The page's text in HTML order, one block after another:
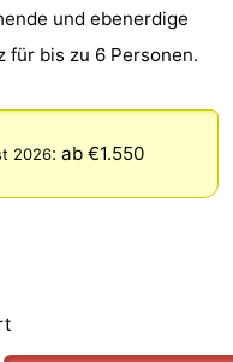
und ebenerdige
für bis zu 6 Personen.
2026: ab €1.550